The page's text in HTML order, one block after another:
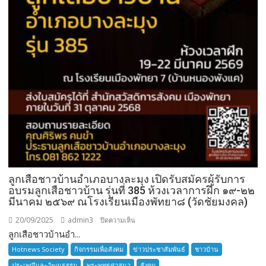
ลูกเสือชาวบ้านอำเภอบางละมุง เปิดรับสมัครผู้รับการ
อบรมลูกเสือชาวบ้าน รุ่นที่ 385 ห้วงเวลาการฝึก ๑๙-๒๒
มีนาคม ๒๕๖๙ ณโรงเรียนเมืองพัทยา๘ (วัดชัยมงคล)
20/09/2025 admin3 ปิดความเห็น
เสือ
ชาว
ลูกเสือชาวบ้านอำ...
Hotnews Society กิจกรรมเพื่อสังคม ข่าวประชาสัมพันธ์
ชาวบ้าน